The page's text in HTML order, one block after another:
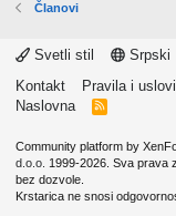
Članovi
Svetli stil
Srpski
Kontakt
Pravila i
Naslovna
R
Community platform by
d.o.o. 1999-2026. Sva prava
bez dozvole.
Krstarica ne snosi